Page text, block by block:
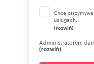
Chcę
usługach.
(rozwiń)
Administratorem
(rozwiń)